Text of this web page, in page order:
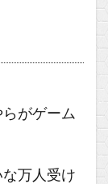
がゲーム
万人受け